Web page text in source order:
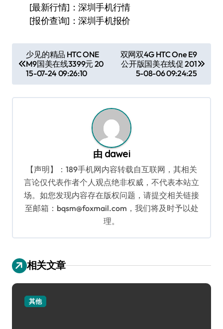
[最新行情]：深圳手机行情
[报价查询]：深圳手机报价
章
导
航
少见的精品 HTC ONE
M9国美在线3399元 20
15-07-24 09:26:10
双网双4G HTC One E9
公开版国美在线促 201
5-08-06 09:24:25
由 dawei
【声明】：189手机网内容转载自互联网，其相关
言论仅代表作者个人观点绝非权威，不代表本站立
场。如您发现内容存在版权问题，请提交相关链接
至邮箱：bqsm@foxmail.com，我们将及时予以处
理。
相关文章
其他